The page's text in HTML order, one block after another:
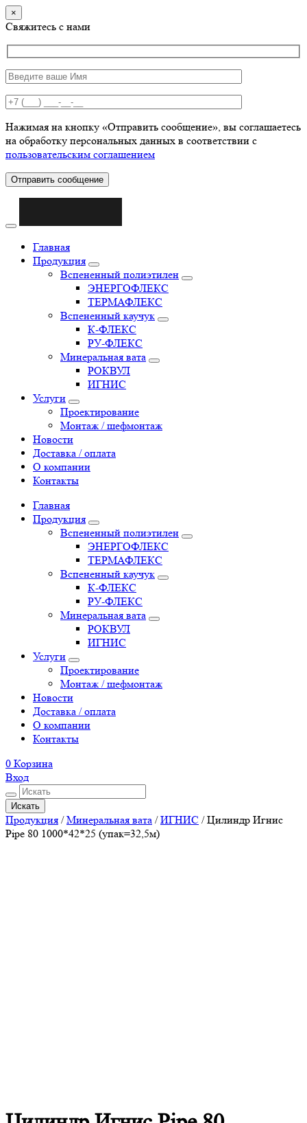
×
Свяжитесь с нами
Нажимая на кнопку «Отправить сообщение», вы соглашаетесь
на обработку персональных данных в соответствии с
пользовательским соглашением
Отправить сообщение
Главная
Продукция
Вспененный полиэтилен
ЭНЕРГОФЛЕКС
ТЕРМАФЛЕКС
Вспененный каучук
К-ФЛЕКС
РУ-ФЛЕКС
Минеральная вата
РОКВУЛ
ИГНИС
Услуги
Проектирование
Монтаж / шефмонтаж
Новости
Доставка / оплата
О компании
Контакты
Главная
Продукция
Вспененный полиэтилен
ЭНЕРГОФЛЕКС
ТЕРМАФЛЕКС
Вспененный каучук
К-ФЛЕКС
РУ-ФЛЕКС
Минеральная вата
РОКВУЛ
ИГНИС
Услуги
Проектирование
Монтаж / шефмонтаж
Новости
Доставка / оплата
О компании
Контакты
0 Корзина
Вход
Искать
Продукция /Минеральная вата /ИГНИС /Цилиндр Игнис
Pipe 80 1000*42*25 (упак=32,5м)